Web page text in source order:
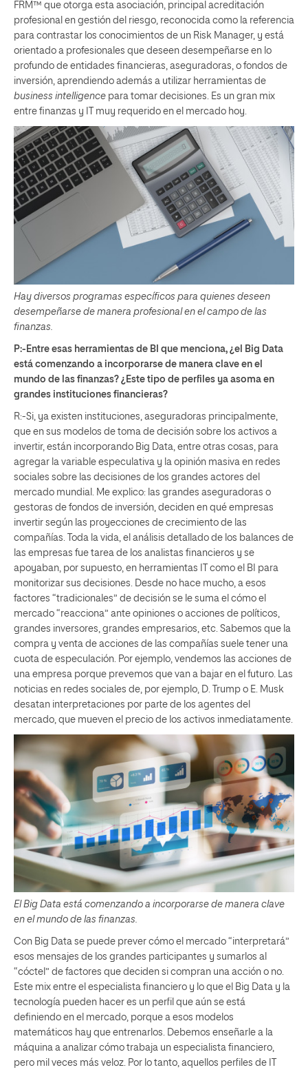
FRM™ que otorga esta asociación, principal acreditación
profesional en gestión del riesgo, reconocida como la referencia
para contrastar los conocimientos de un Risk Manager, y está
orientado a profesionales que deseen desempeñarse en lo
profundo de entidades financieras, aseguradoras, o fondos de
inversión, aprendiendo además a utilizar herramientas de
business intelligence para tomar decisiones. Es un gran mix
entre finanzas y IT muy requerido en el mercado hoy.
Hay diversos programas específicos para quienes deseen
desempeñarse de manera profesional en el campo de las
finanzas.
P:-Entre esas herramientas de BI que menciona, ¿el Big Data
está comenzando a incorporarse de manera clave en el
mundo de las finanzas? ¿Este tipo de perfiles ya asoma en
grandes instituciones financieras?
R:-Si, ya existen instituciones, aseguradoras principalmente,
que en sus modelos de toma de decisión sobre los activos a
invertir, están incorporando Big Data, entre otras cosas, para
agregar la variable especulativa y la opinión masiva en redes
sociales sobre las decisiones de los grandes actores del
mercado mundial. Me explico: las grandes aseguradoras o
gestoras de fondos de inversión, deciden en qué empresas
invertir según las proyecciones de crecimiento de las
compañías. Toda la vida, el análisis detallado de los balances de
las empresas fue tarea de los analistas financieros y se
apoyaban, por supuesto, en herramientas IT como el BI para
monitorizar sus decisiones. Desde no hace mucho, a esos
factores “tradicionales” de decisión se le suma el cómo el
mercado “reacciona” ante opiniones o acciones de políticos,
grandes inversores, grandes empresarios, etc. Sabemos que la
compra y venta de acciones de las compañías suele tener una
cuota de especulación. Por ejemplo, vendemos las acciones de
una empresa porque prevemos que van a bajar en el futuro. Las
noticias en redes sociales de, por ejemplo, D. Trump o E. Musk
desatan interpretaciones por parte de los agentes del
mercado, que mueven el precio de los activos inmediatamente.
El Big Data está comenzando a incorporarse de manera clave
en el mundo de las finanzas.
Con Big Data se puede prever cómo el mercado “interpretará”
esos mensajes de los grandes participantes y sumarlos al
“cóctel” de factores que deciden si compran una acción o no.
Este mix entre el especialista financiero y lo que el Big Data y la
tecnología pueden hacer es un perfil que aún se está
definiendo en el mercado, porque a esos modelos
matemáticos hay que entrenarlos. Debemos enseñarle a la
máquina a analizar cómo trabaja un especialista financiero,
pero mil veces más veloz. Por lo tanto, aquellos perfiles de IT